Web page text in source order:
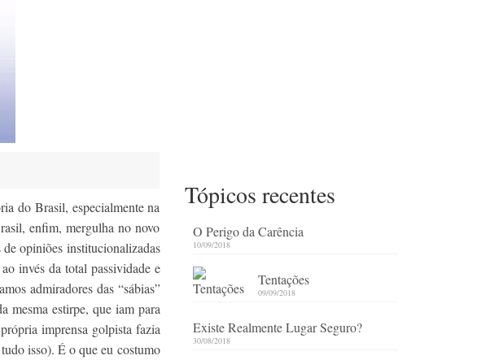
do Brasil, especialmente na
enfim, mergulha no novo
opiniões institucionalizadas
invés da total passividade e
admiradores das “sábias”
mesma estirpe, que iam para
imprensa golpista fazia
isso). É o que eu costumo
Tópicos recentes
O Perigo da Carência
10/09/2018
Tentações
09/09/2018
Existe Realmente Lugar Seguro?
30/08/2018